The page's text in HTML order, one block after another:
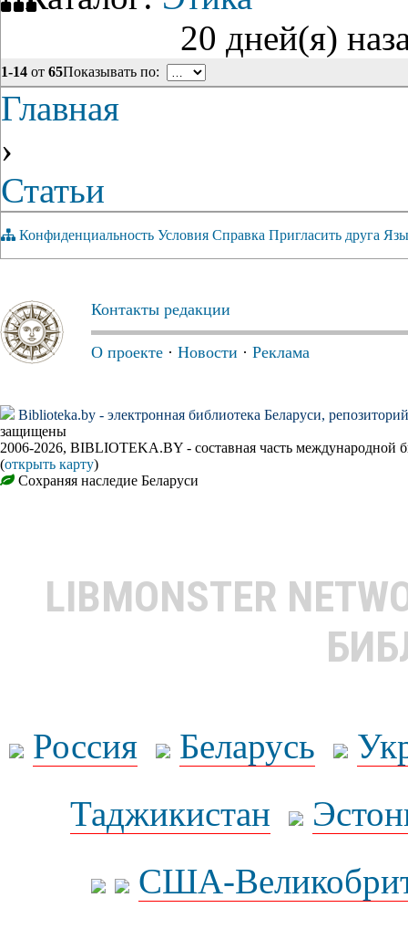
20 дней(я)
1-14 от 65Показывать по:
Главная
›
Статьи
Конфиденциальность Условия Справка Пригласить друга
Контакты редакции
О проекте · Новости · Реклама
Biblioteka.by - электронная библиотека Беларуси,
защищены
2006-2026, BIBLIOTEKA.BY - составная часть международной
(открыть карту)
Сохраняя наследие Беларуси
LIBMONSTER
Россия Беларусь
Таджикистан
США-